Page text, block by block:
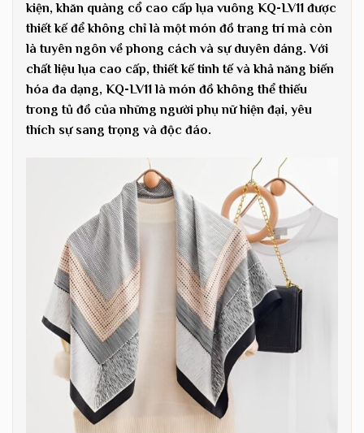
kiện, khăn quàng cổ cao cấp lụa vuông KQ-LV11 được
thiết kế để không chỉ là một món đồ trang trí mà còn
là tuyên ngôn về phong cách và sự duyên dáng. Với
chất liệu lụa cao cấp, thiết kế tinh tế và khả năng biến
hóa đa dạng, KQ-LV11 là món đồ không thể thiếu
trong tủ đồ của những người phụ nữ hiện đại, yêu
thích sự sang trọng và độc đáo.